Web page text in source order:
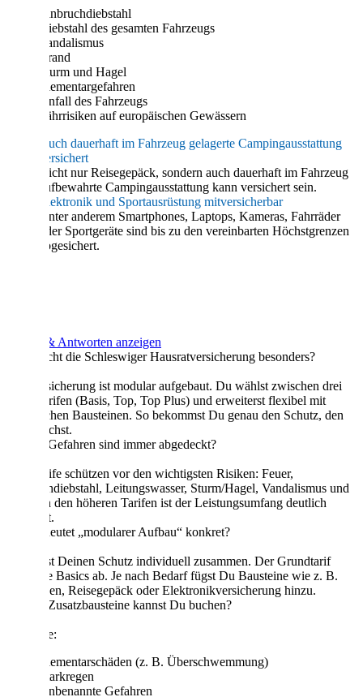
Einbruchdiebstahl
Diebstahl des gesamten Fahrzeugs
Vandalismus
Brand
Sturm und Hagel
Elementargefahren
Unfall des Fahrzeugs
Fährrisiken auf europäischen Gewässern
Auch dauerhaft im Fahrzeug gelagerte Campingausstattung
versichert
Nicht nur Reisegepäck, sondern auch dauerhaft im Fahrzeug
aufbewahrte Campingausstattung kann versichert sein.
Elektronik und Sportausrüstung mitversicherbar
Unter anderem Smartphones, Laptops, Kameras, Fahrräder
oder Sportgeräte sind bis zu den vereinbarten Höchstgrenzen
abgesichert.
Fragen & Antworten anzeigen
Was macht die Schleswiger Hausratversicherung besonders?
Die Versicherung ist modular aufgebaut. Du wählst zwischen drei
Grundtarifen (Basis, Top, Top Plus) und erweiterst flexibel mit
zusätzlichen Bausteinen. So bekommst Du genau den Schutz, den
Du brauchst.
Welche Gefahren sind immer abgedeckt?
Alle Tarife schützen vor den wichtigsten Risiken: Feuer,
Einbruchdiebstahl, Leitungswasser, Sturm/Hagel, Vandalismus und
Raub. In den höheren Tarifen ist der Leistungsumfang deutlich
erweitert.
Was bedeutet „modularer Aufbau“ konkret?
Du stellst Deinen Schutz individuell zusammen. Der Grundtarif
deckt die Basics ab. Je nach Bedarf fügst Du Bausteine wie z. B.
Starkregen, Reisegepäck oder Elektronikversicherung hinzu.
Welche Zusatzbausteine kannst Du buchen?
Beispiele:
Elementarschäden (z. B. Überschwemmung)
Starkregen
Unbenannte Gefahren